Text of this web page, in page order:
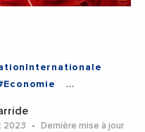
2023
Dernière mise à jour